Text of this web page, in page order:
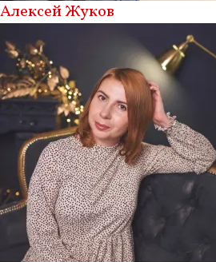
Алексей Жуков